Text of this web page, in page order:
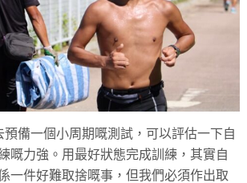
備一個小周期嘅測試，可以評估一下自
嘅力強。用最好狀態完成訓練，其實自
一件好難取捨嘅事，但我們必須作出取